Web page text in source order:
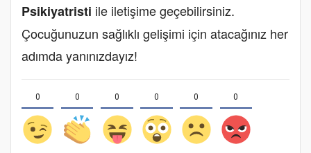
Psikiyatristi ile iletişime geçebilirsiniz.
Çocuğunuzun sağlıklı gelişimi için atacağınız her
adımda yanınızdayız!
0 0 0 0 0 0